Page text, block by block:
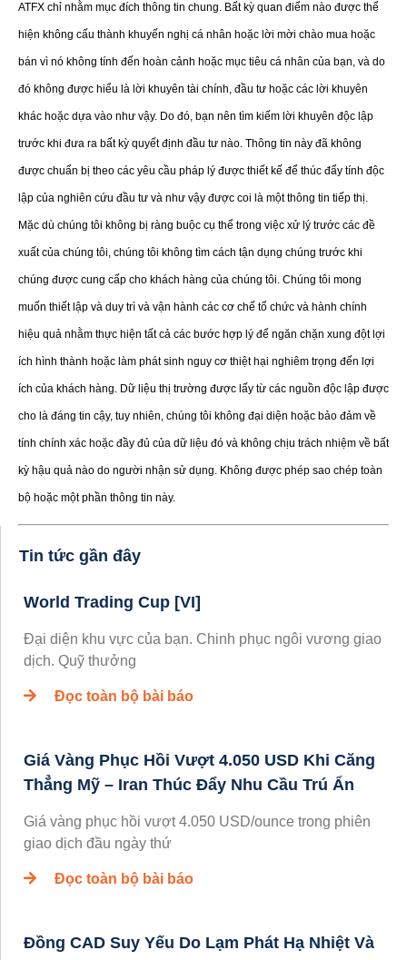
ATFX chỉ nhằm mục đích thông tin chung. Bất kỳ quan điểm nào được thể
hiện không cấu thành khuyến nghị cá nhân hoặc lời mời chào mua hoặc
bán vì nó không tính đến hoàn cảnh hoặc mục tiêu cá nhân của bạn, và do
đó không được hiểu là lời khuyên tài chính, đầu tư hoặc các lời khuyên
khác hoặc dựa vào như vậy. Do đó, bạn nên tìm kiếm lời khuyên độc lập
trước khi đưa ra bất kỳ quyết định đầu tư nào. Thông tin này đã không
được chuẩn bị theo các yêu cầu pháp lý được thiết kế để thúc đẩy tính độc
lập của nghiên cứu đầu tư và như vậy được coi là một thông tin tiếp thị.
Mặc dù chúng tôi không bị ràng buộc cụ thể trong việc xử lý trước các đề
xuất của chúng tôi, chúng tôi không tìm cách tận dụng chúng trước khi
chúng được cung cấp cho khách hàng của chúng tôi. Chúng tôi mong
muốn thiết lập và duy trì và vận hành các cơ chế tổ chức và hành chính
hiệu quả nhằm thực hiện tất cả các bước hợp lý để ngăn chặn xung đột lợi
ích hình thành hoặc làm phát sinh nguy cơ thiệt hại nghiêm trọng đến lợi
ích của khách hàng. Dữ liệu thị trường được lấy từ các nguồn độc lập được
cho là đáng tin cậy, tuy nhiên, chúng tôi không đại diện hoặc bảo đảm về
tính chính xác hoặc đầy đủ của dữ liệu đó và không chịu trách nhiệm về bất
kỳ hậu quả nào do người nhận sử dụng. Không được phép sao chép toàn
bộ hoặc một phần thông tin này.
Tin tức gần đây
World Trading Cup [VI]
Đại diện khu vực của bạn. Chinh phục ngôi vương giao
dịch. Quỹ thưởng
Đọc toàn bộ bài báo
Giá Vàng Phục Hồi Vượt 4.050 USD Khi Căng
Thẳng Mỹ – Iran Thúc Đẩy Nhu Cầu Trú Ẩn
Giá vàng phục hồi vượt 4.050 USD/ounce trong phiên
giao dịch đầu ngày thứ
Đọc toàn bộ bài báo
Đồng CAD Suy Yếu Do Lạm Phát Hạ Nhiệt Và